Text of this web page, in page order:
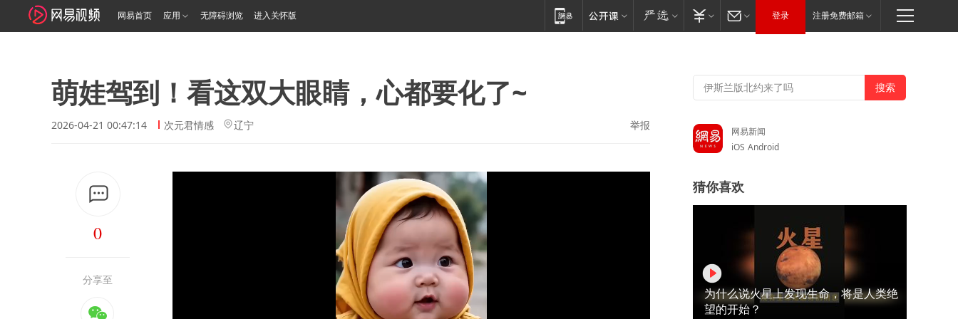
网易首页 应用 无障碍浏览 进入关怀版 登录 注册免费邮箱
萌娃驾到！看这双大眼睛，心都要化了~
2026-04-21 00:47:14 次元君情感 辽宁 举报
0
分享至
网易新闻
iOS Android
猜你喜欢
为什么说火星上发现生命，将是人类绝
望的开始？